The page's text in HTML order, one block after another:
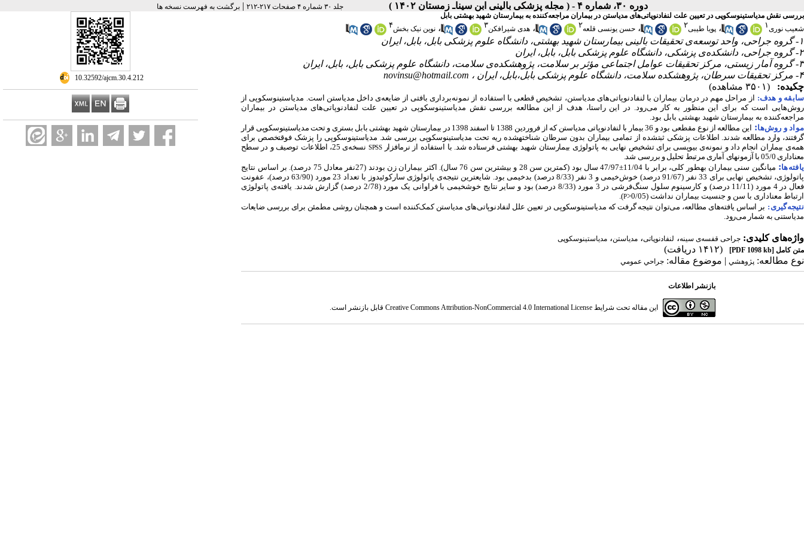
دوره ۳۰، شماره ۴ - ( مجله پزشکی بالینی ابن سیناـ زمستان ۱۴۰۲ ) جلد ۳۰ شماره ۴ صفحات ۲۱۷-۲۱۲ |برگشت به فهرست نسخه ها
‎ 10.32592/ajcm.30.4.212
بررسی نقش مدیاستینوسکوپی در تعیین علت لنفادنوپاتی‌های مدیاستن در بیماران مراجعه‌کننده به بیمارستان شهید بهشتی بابل
شعیب نوری۱ ، پویا طیبی۲ ، حسن یونسی قلعه۲ ، هدی شیرافکن۳ ، نوین نیک بخش۴
۱- گروه جراحی، واحد توسعه‌ی تحقیقات بالینی بیمارستان شهید‌ بهشتی، دانشگاه علوم پزشکی بابل، بابل، ایران
۲- گروه جراحی، دانشکده‌ی پزشکی، دانشگاه علوم پزشکی بابل، بابل، ایران
۳- گروه آمار زیستی، مرکز تحقیقات عوامل اجتماعی مؤثر بر سلامت، پژوهشکده‌ی سلامت، دانشگاه علوم پزشکی بابل، بابل، ایران
۴- مرکز تحقیقات سرطان، پژوهشکده سلامت، دانشگاه علوم پزشکی بابل،بابل، ایران ،
novinsu@hotmail.com
چکیده:
(۳۵۰۱ مشاهده)
سابقه و هدف: از مراحل مهم در درمان بیماران با لنفادنوپاتی‌های مدیاستن، تشخیص قطعی با استفاده از نمونه‌برداری بافتی از ضایعه‌ی داخل مدیاستن است. مدیاستینوسکوپی از
روش‌هایی است که برای این منظور به کار می‌رود. در این راستا، هدف از این مطالعه بررسی نقش مدیاستینوسکوپی در تعیین علت لنفادنوپاتی‌های مدیاستن در بیماران
مراجعه‌کننده به بیمارستان شهید بهشتی بابل بود.
مواد و روش‌‌ها:
این مطالعه از نوع مقطعی بود و 36 بیمار با لنفادنوپاتی مدیاستن که از فروردین 1388 تا اسفند 1398 در بیمارستان شهید بهشتی بابل بستری و تحت مدیاستینوسکوپی قرار
گرفتند، وارد مطالعه شدند. اطلاعات پزشکی ثبت­شده از تمامی بیماران بدون سرطان شناخته­شده ریه تحت مدیاستینوسکوپی بررسی شد. مدیاستینوسکوپی را پزشک فوق­تخصص برای
همه‌ی بیماران انجام داد و نمونه‌ی بیوپسی برای تشخیص نهایی به پاتولوژی بیمارستان شهید بهشتی فرستاده شد. با استفاده از نرم­افزارSPSS
نسخه‌ی 25، اطلاعات توصیف و در سطح
معناداری 05/0 با آزمون­های آماری مرتبط تحلیل و بررسی شد.
یافته‌ها: میانگین سنی بیماران به­طور کلی، برابر با 11/04 ±
47/97 سال بود (کمترین سن 28 و بیشترین سن 76 سال). اکثر بیماران زن بودند (27نفر معادل 75 درصد). بر اساس نتایج
پاتولوژی، تشخیص نهایی برای 33 نفر (91/67 درصد) خوش‌خیمی و 3 نفر (8/33 درصد) بدخیمی بود. شایع­ترین نتیجه
ی پاتولوژی سارکوئیدوز با تعداد 23 مورد (63/90 درصد)، عفونت
فعال در 4 مورد (11/11 درصد) و کارسینوم سلول سنگ‌فرشی در 3 مورد (8/33 درصد) بود و سایر نتایج خوش­خیمی با فراوانی یک مورد (2/78 درصد) گزارش شدند. یافته‌ی پاتولوژی
ارتباط معناداری با سن و جنسیت بیماران نداشت (0/05<
P
).
نتیجه‌گیری: بر اساس یافته‌های مطالعه، می‌توان نتیجه گرفت که مدیاستینوسکوپی در تعیین علل لنفادنوپاتی‌های مدیاستن کمک‌کننده است و همچنان روشی مطمئن برای بررسی ضایعات
مدیاستنی به شمار می‌رود.
واژه‌های کلیدی: جراحی قفسه‌ی سینه، لنفادنوپاتی، مدیاستن، مدیاستینوسکوپی
متن کامل [PDF 1098 kb]
(۱۴۱۲ دریافت)
نوع مطالعه: پژوهشي | موضوع مقاله: جراحي عمومي
بازنشر اطلاعات
این مقاله تحت شرایط Creative Commons Attribution-NonCommercial 4.0 International Licenseقابل بازنشر است.